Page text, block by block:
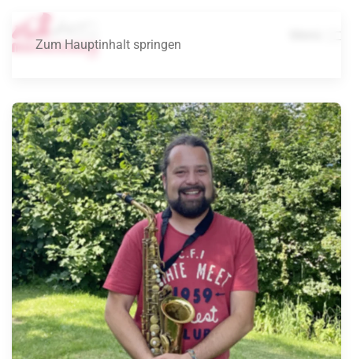
Zum Hauptinhalt springen